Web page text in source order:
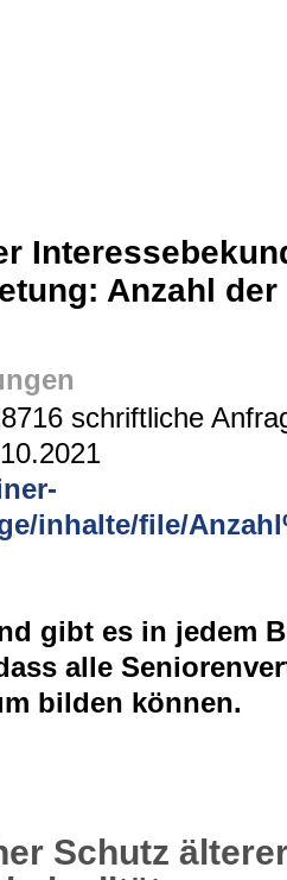
Anzahl
schriftliche
inhalte/file/
gibt es in jedem
alle
bilden können.
Schutz